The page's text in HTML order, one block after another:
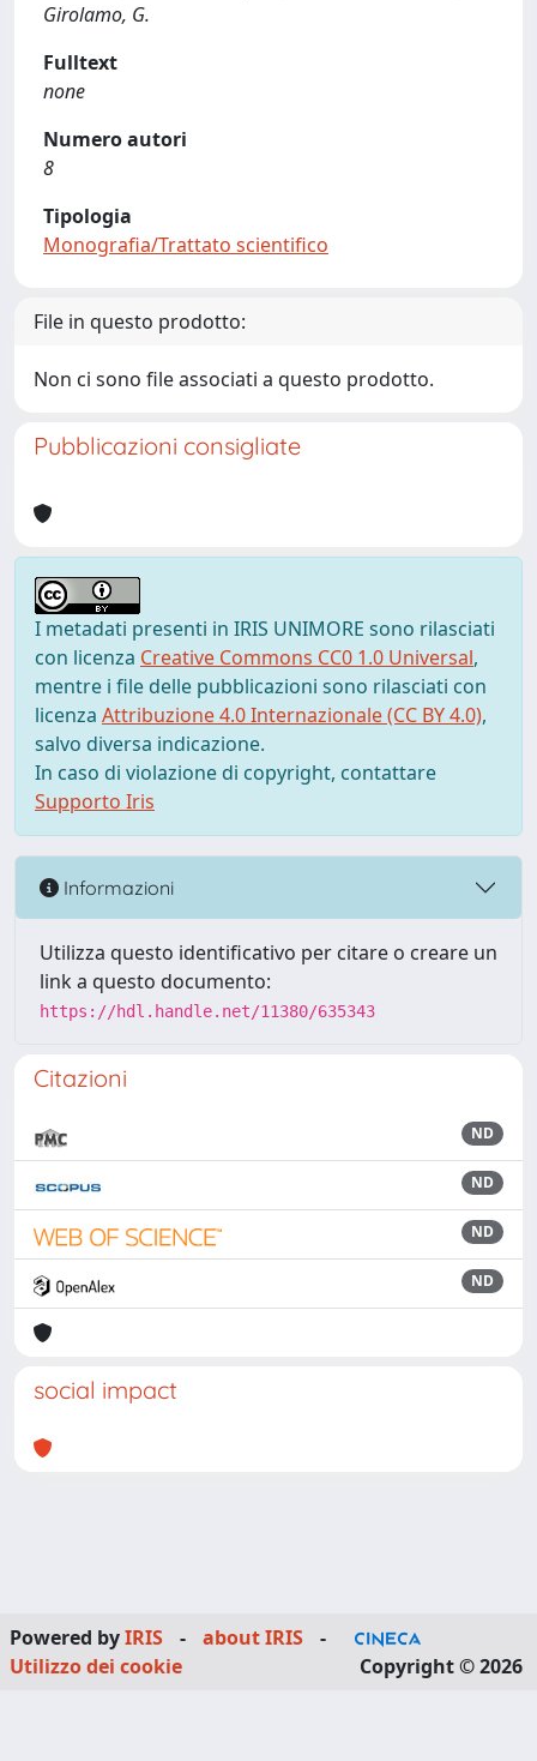
Girolamo, G.
Fulltext
none
Numero autori
8
Tipologia
Monografia/Trattato scientifico
File in questo prodotto:
Non ci sono file associati a questo prodotto.
Pubblicazioni consigliate
I metadati presenti in IRIS UNIMORE sono rilasciati
con licenza Creative Commons CC0 1.0 Universal,
mentre i file delle pubblicazioni sono rilasciati con
licenza Attribuzione 4.0 Internazionale (CC BY 4.0),
salvo diversa indicazione.
In caso di violazione di copyright, contattare
Supporto Iris
Informazioni
Utilizza questo identificativo per citare o creare un
link a questo documento:
https://hdl.handle.net/11380/635343
Citazioni
ND
ND
ND
ND
social impact
Powered byIRIS - about IRIS
-
Utilizzo dei cookie
Copyright © 2026